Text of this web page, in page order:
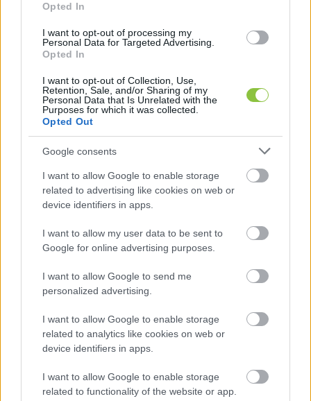
Opted In
I want to opt-out of processing my
Personal Data for Targeted Advertising.
Opted In
I want to opt-out of Collection, Use,
Retention, Sale, and/or Sharing of my
Personal Data that Is Unrelated with the
Purposes for which it was collected.
Opted Out
Google consents
I want to allow Google to enable storage
related to advertising like cookies on web or
device identifiers in apps.
I want to allow my user data to be sent to
Google for online advertising purposes.
I want to allow Google to send me
personalized advertising.
I want to allow Google to enable storage
related to analytics like cookies on web or
device identifiers in apps.
I want to allow Google to enable storage
related to functionality of the website or app.
A törvény indoklásában is írnak arról, hogy a
Szuverenitásvédelmi Hivatal nem bír valódi
feladattal, „pusztán közpénznyelő”, illetve
polgárok zaklatását, jogainak csorbítását
szolgálja. Szintén előveszik újra azt, hogy
politikai célból létrehozott szervezetről van szó,
illetve kiemelik, hogy semmilyen ésszerű indok
nincs amellett, hogy
áltudományos tevékenységet“ támogasson az
A HVG emlékeztet: a Szuverenitásvédelmi
Hivatalt
létrehozó törvényjavaslatot 2023 végén
fogadták el, a Hivatal vezetője – havi több milliós
fizetésért – a korábban az MTVA online
igazgatóságát irányító Lánczi Tamás
lett. A
létrehozása után hetekig semmit nem lehetett